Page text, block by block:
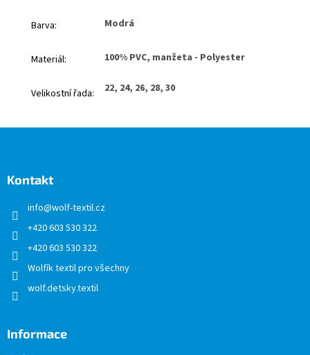
Barva: Modrá
Materiál: 100% PVC, manžeta - Polyester
Velikostní řada: 22, 24, 26, 28, 30
Kontakt
info@wolf-textil.cz
+420 603 530 322
+420 603 530 322
Wolfík textil pro všechny
wolf.detsky.textil
Informace